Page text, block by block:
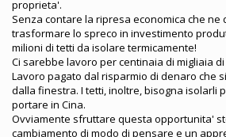
proprieta'.
Senza contare la ripresa economica che ne
trasformare lo spreco in investimento
milioni di tetti da isolare termicamente!
Ci sarebbe lavoro per centinaia di migliaia
Lavoro pagato dal risparmio di denaro che
dalla finestra. I tetti, inoltre, bisogna isolarli
portare in Cina.
Ovviamente sfruttare questa opportunita'
cambiamento di modo di pensare e un